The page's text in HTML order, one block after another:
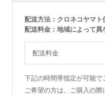
配送方法
クロネコヤマ
配送料金
地域によって異
配送料金
下記の時間帯指定が可能で
ご希望の方は、ご購入の